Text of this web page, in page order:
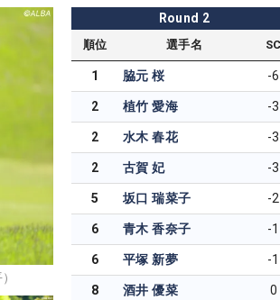
Round 2
順位 選手名 SC
1 脇元 桜 -6
2 植竹 愛海 -3
2 水木 春花 -3
2 古賀 妃 -3
5 坂口 瑞菜子 -2
6 青木 香奈子 -1
6 平塚 新夢 -1
8 酒井 優菜 0